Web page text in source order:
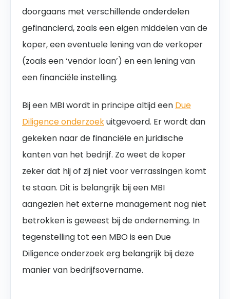
doorgaans met verschillende onderdelen
gefinancierd, zoals een eigen middelen van de
koper, een eventuele lening van de verkoper
(zoals een ‘vendor loan’) en een lening van
een financiële instelling.
Bij een MBI wordt in principe altijd een Due
Diligence onderzoekuitgevoerd. Er wordt dan
gekeken naar de financiële en juridische
kanten van het bedrijf. Zo weet de koper
zeker dat hij of zij niet voor verrassingen komt
te staan. Dit is belangrijk bij een MBI
aangezien het externe management nog niet
betrokken is geweest bij de onderneming. In
tegenstelling tot een MBO is een Due
Diligence onderzoek erg belangrijk bij deze
manier van bedrijfsovername.